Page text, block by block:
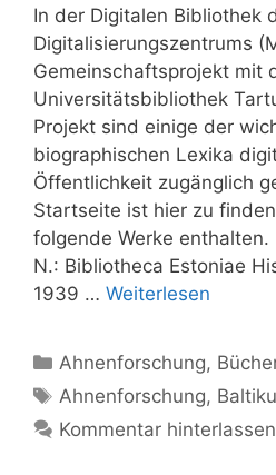
In der Digitalen Bibliothek
Digitalisierungszentrums
Gemeinschaftsprojekt mit
Universitätsbibliothek
Projekt sind einige der
biographischen Lexika
Öffentlichkeit zugänglich
Startseite ist hier zu
folgende Werke enthalten.
N.: Bibliotheca Estoniae
1939 … Weiterlesen
Kategorien
Ahnenforschung,
Schlagwörter
Ahnenforschung,
Kommentar hinterlassen